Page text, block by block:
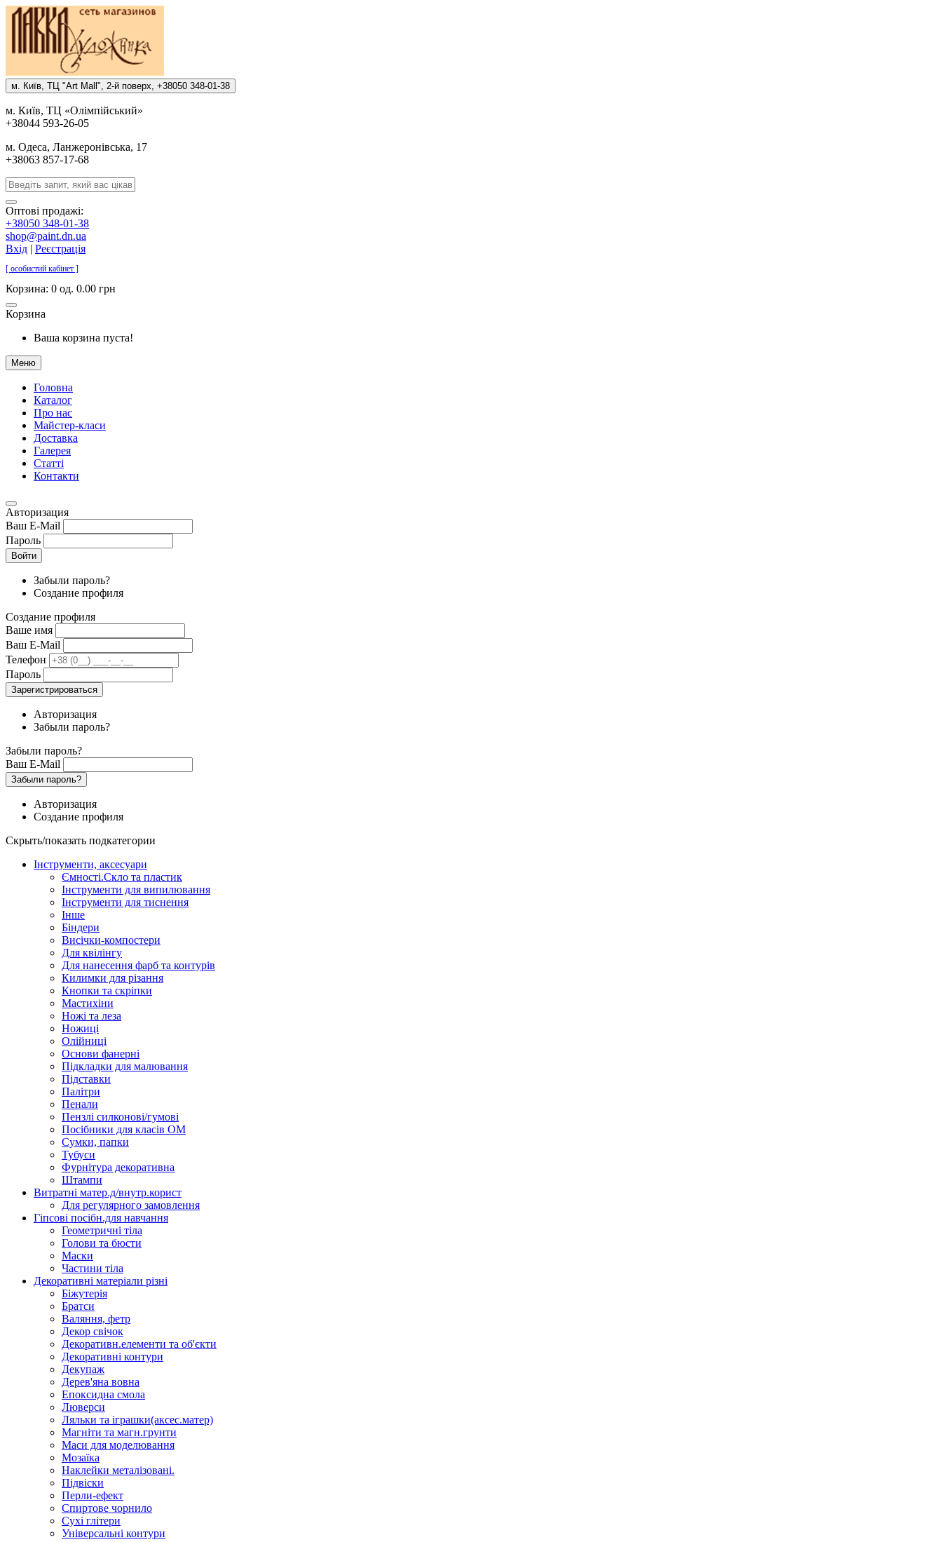
м. Киïв, ТЦ "Art Mall", 2-й поверх, +38050 348-01-38
м. Киïв, ТЦ «Олiмпiйський»
+38044 593-26-05
м. Одеса, Ланжеронiвська, 17
+38063 857-17-68
Оптові продажі:
+38050 348-01-38
shop@paint.dn.ua
Вхід | Реєстрація
[ особистий кабінет ]
Корзина: 0 од. 0.00 грн
Корзина
Ваша корзина пуста!
Меню
Головна
Каталог
Про нас
Майстер-класи
Доставка
Галерея
Статтi
Контакти
Авторизация
Ваш E-Mail
Пароль
Войти
Забыли пароль?
Создание профиля
Создание профиля
Ваше имя
Ваш E-Mail
Телефон
Пароль
Зарегистрироваться
Авторизация
Забыли пароль?
Забыли пароль?
Ваш E-Mail
Забыли пароль?
Авторизация
Создание профиля
Скрыть/показать подкатегории
Інструменти, аксесуари
Ємності.Скло та пластик
Інструменти для випилювання
Інструменти для тиснення
Інше
Біндери
Висічки-компостери
Для квілінгу
Для нанесення фарб та контурів
Килимки для різання
Кнопки та скріпки
Мастихіни
Ножі та леза
Ножиці
Олійниці
Основи фанерні
Підкладки для малювання
Підставки
Палітри
Пенали
Пензлі силконові/гумові
Посібники для класів ОМ
Сумки, папки
Тубуси
Фурнітура декоративна
Штампи
Витратні матер.д/внутр.корист
Для регулярного замовлення
Гіпсові посібн.для навчання
Геометричні тіла
Голови та бюсти
Маски
Частини тіла
Декоративні матеріали різні
Біжутерія
Братси
Валяння, фетр
Декор свічок
Декоративн.елементи та об'єкти
Декоративні контури
Декупаж
Дерев'яна вовна
Епоксидна смола
Люверси
Ляльки та іграшки(аксес.матер)
Магніти та магн.грунти
Маси для моделювання
Мозаїка
Наклейки металізовані.
Підвіски
Перли-ефект
Спиртове чорнило
Сухі глітери
Універсальні контури